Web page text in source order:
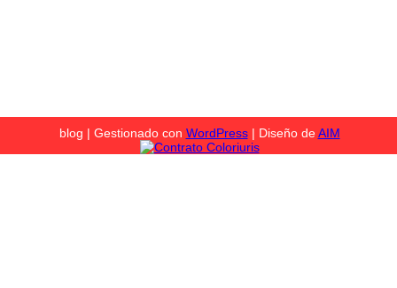
blog | Gestionado con WordPress| Diseño deAIM